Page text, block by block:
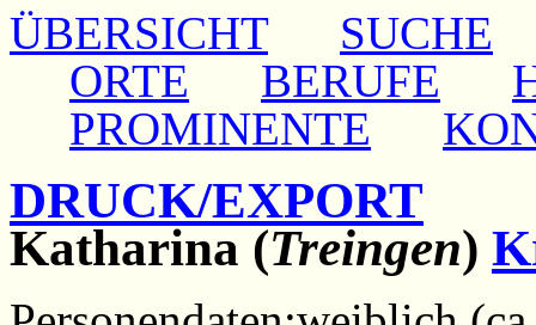
ÜBERSICHT
SUCHE
ORTE
BERUFE
PROMINENTE
DRUCK/EXPORT
Katharina (Treingen)